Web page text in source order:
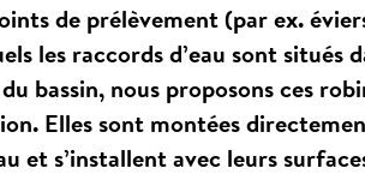
de prélèvement (par ex.
les raccords d’eau sont situés
bassin, nous proposons ces
Elles sont montées
et s’installent avec leurs